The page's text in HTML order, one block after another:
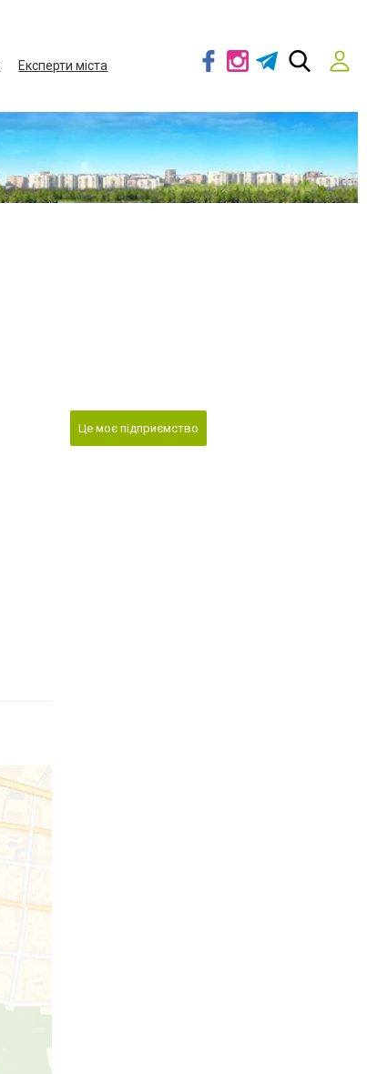
Експерти міста
Це моє підприємство